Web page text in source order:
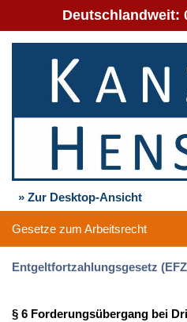
Deutschlandweit:
» Zur Desktop-Ansicht
Gesetze zum Arbeitsrecht
Entgeltfortzahlungsgesetz
§ 6 Forderungsübergang bei